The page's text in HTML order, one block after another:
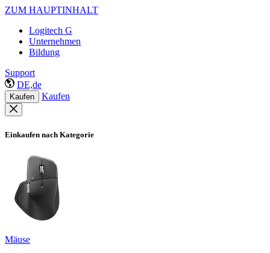
ZUM HAUPTINHALT
Logitech G
Unternehmen
Bildung
Support
DE,de
Kaufen Kaufen
Einkaufen nach Kategorie
Mäuse